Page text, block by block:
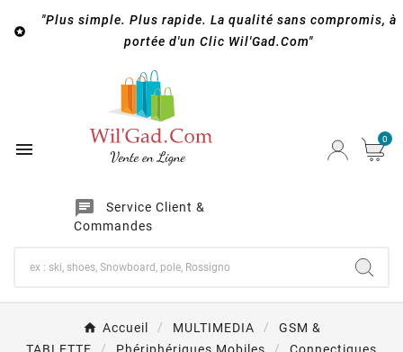

"Plus simple. Plus rapide. La qualité sans compromis, à
portée d'un Clic Wil'Gad.Com"

chat
Service Client &
Commandes
0
Accueil MULTIMEDIA
GSM &